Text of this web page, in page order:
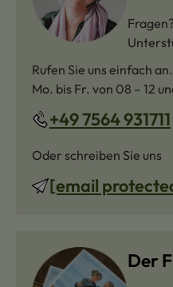
Rufen Sie uns einfach an.
Mo. bis Fr. von 08 – 12
+49 7564 931711
Oder schreiben Sie uns
[email
Der